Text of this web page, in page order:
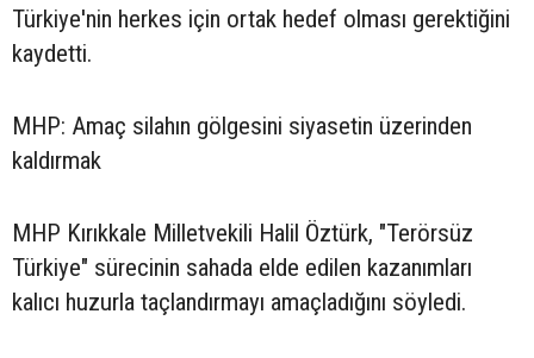
Türkiye'nin herkes için ortak hedef olması gerektiğini
kaydetti.
MHP: Amaç silahın gölgesini siyasetin üzerinden
kaldırmak
MHP Kırıkkale Milletvekili Halil Öztürk, "Terörsüz
Türkiye" sürecinin sahada elde edilen kazanımları
kalıcı huzurla taçlandırmayı amaçladığını söyledi.